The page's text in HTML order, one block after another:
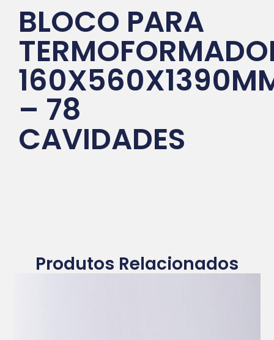
BLOCO PARA
– 78
CAVIDADES
Produtos Relacionados